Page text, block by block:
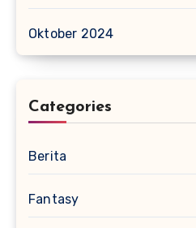
Oktober 2024
Categories
Berita
Fantasy